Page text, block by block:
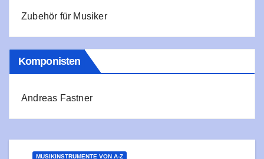
Zubehör für Musiker
Komponisten
Andreas Fastner
MUSIKINSTRUMENTE VON A-Z